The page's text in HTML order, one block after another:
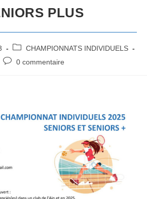
PLUS
CHAMPIONNATS INDIVIDUELS
0 commentaire